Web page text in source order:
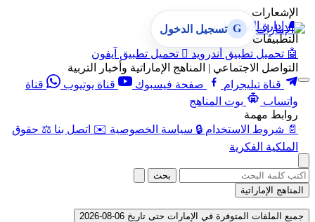
الإشعارات
🔔 إدارة الإشعارات
التطبيقات
🤖 تحميل تطبيق أندرويد  تحميل تطبيق آيفون
التواصل الاجتماعي | المناهج الإماراتية وأخبار التربية
قناة تيليجرام
صفحة فيسبوك قناة يوتيوب
قناة
واتساب
بوت المناهج
روابط مهمة
📄 شروط الاستخدام 🔒 سياسة الخصوصية ✉️ اتصل بنا ⚖️ حقوق
الملكية الفكرية
G تسجيل الدخول
بحث
المناهج الإماراتية
جميع الملفات المتوفرة في الإمارات حتى تاريخ 06-08-2026